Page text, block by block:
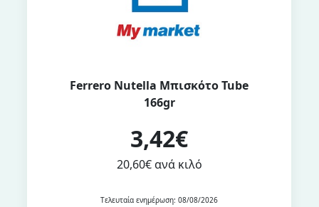
Ferrero Nutella Μπισκότο Tube
166gr
3,42€
20,60€ ανά κιλό
Τελευταία ενημέρωση: 08/08/2026